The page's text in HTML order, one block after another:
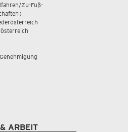
Zu-Fuß-
ARBEIT